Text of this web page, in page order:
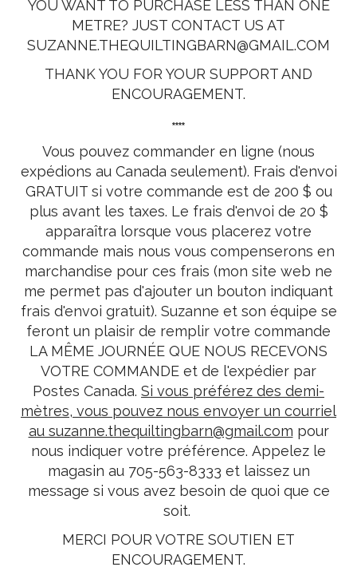
YOU WANT TO PURCHASE LESS THAN ONE
METRE? JUST CONTACT US AT
SUZANNE.THEQUILTINGBARN@GMAIL.COM
THANK YOU FOR YOUR SUPPORT AND
ENCOURAGEMENT.
****
Vous pouvez commander en ligne (nous
expédions au Canada seulement). Frais d'envoi
GRATUIT si votre commande est de 200 $ ou
plus avant les taxes. Le frais d'envoi de 20 $
apparaîtra lorsque vous placerez votre
commande mais nous vous compenserons en
marchandise pour ces frais (mon site web ne
me permet pas d'ajouter un bouton indiquant
frais d'envoi gratuit). Suzanne et son équipe se
feront un plaisir de remplir votre commande
LA MÊME JOURNÉE QUE NOUS RECEVONS
VOTRE COMMANDE et de l'expédier par
Postes Canada. Si vous préférez des demi-
mètres, vous pouvez nous envoyer un courriel
au suzanne.thequiltingbarn@gmail.com pour
nous indiquer votre préférence. Appelez le
magasin au 705-563-8333 et laissez un
message si vous avez besoin de quoi que ce
soit.
MERCI POUR VOTRE SOUTIEN ET
ENCOURAGEMENT.